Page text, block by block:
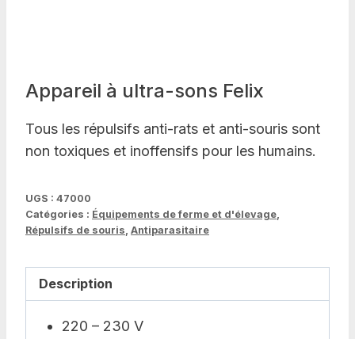
Appareil à ultra-sons Felix
Tous les répulsifs anti-rats et anti-souris sont
non toxiques et inoffensifs pour les humains.
UGS : 47000
Catégories : Équipements de ferme et d'élevage,
Répulsifs de souris, Antiparasitaire
Description
220 – 230 V